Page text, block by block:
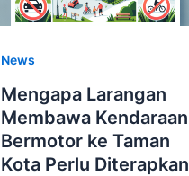
News
Mengapa Larangan
Membawa Kendaraan
Bermotor ke Taman
Kota Perlu Diterapkan